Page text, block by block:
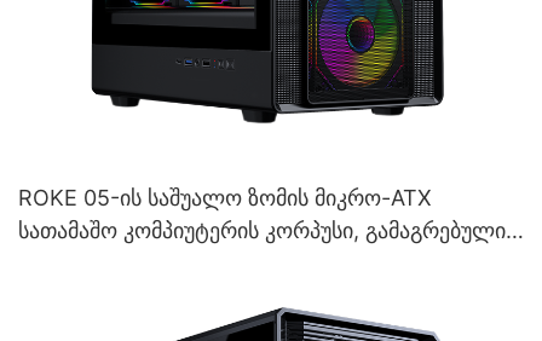
ROKE 05-ის საშუალო ზომის მიკრო-ATX
სათამაშო კომპიუტერის კორპუსი, გამაგრებული